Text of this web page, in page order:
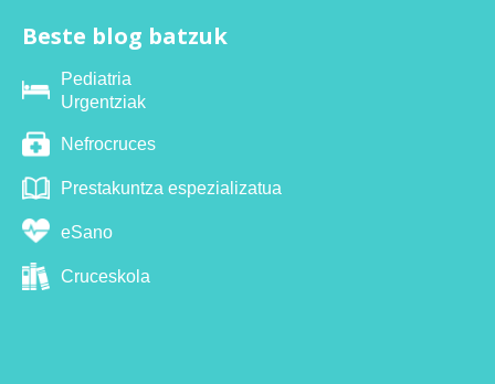
Beste blog batzuk
Pediatria
Urgentziak
Nefrocruces
Prestakuntza espezializatua
eSano
Cruceskola